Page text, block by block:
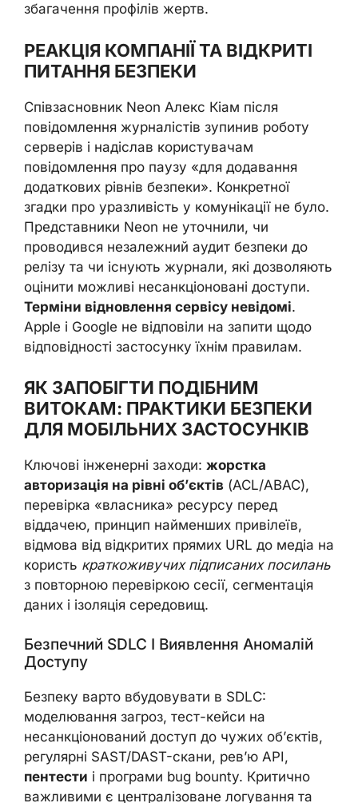
збагачення профілів жертв.
РЕАКЦІЯ КОМПАНІЇ ТА ВІДКРИТІ
ПИТАННЯ БЕЗПЕКИ
Співзасновник Neon Алекс Кіам після
повідомлення журналістів зупинив роботу
серверів і надіслав користувачам
повідомлення про паузу «для додавання
додаткових рівнів безпеки». Конкретної
згадки про уразливість у комунікації не було.
Представники Neon не уточнили, чи
проводився незалежний аудит безпеки до
релізу та чи існують журнали, які дозволяють
оцінити можливі несанкціоновані доступи.
Терміни відновлення сервісу невідомі.
Apple і Google не відповіли на запити щодо
відповідності застосунку їхнім правилам.
ЯК ЗАПОБІГТИ ПОДІБНИМ
ВИТОКАМ: ПРАКТИКИ БЕЗПЕКИ
ДЛЯ МОБІЛЬНИХ ЗАСТОСУНКІВ
Ключові інженерні заходи: жорстка
авторизація на рівні об’єктів (ACL/ABAC),
перевірка «власника» ресурсу перед
віддачею, принцип найменших привілеїв,
відмова від відкритих прямих URL до медіа на
користь краткоживучих підписаних посилань
з повторною перевіркою сесії, сегментація
даних і ізоляція середовищ.
Безпечний SDLC І Виявлення Аномалій
Доступу
Безпеку варто вбудовувати в SDLC:
моделювання загроз, тест-кейси на
несанкціонований доступ до чужих об’єктів,
регулярні SAST/DAST-скани, рев’ю API,
пентести і програми bug bounty. Критично
важливими є централізоване логування та